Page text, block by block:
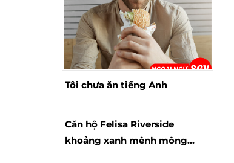
Tôi chưa ăn tiếng Anh
Căn hộ Felisa Riverside
khoảng xanh mênh mông